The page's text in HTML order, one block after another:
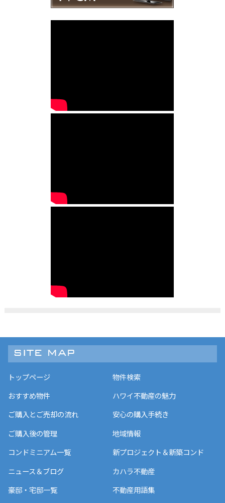
トップページ
物件検索
おすすめ物件
ハワイ不動産の魅力
ご購入とご売却の流れ
安心の購入手続き
ご購入後の管理
地域情報
コンドミニアム一覧
新プロジェクト＆新築コンド
ニュース＆ブログ
カハラ不動産
豪邸・宅邸一覧
不動産用語集